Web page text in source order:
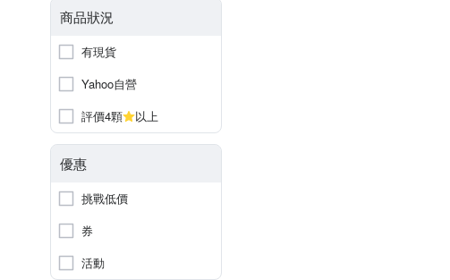
商品狀況
有現貨
Yahoo自營
評價4顆
以上
優惠
挑戰低價
券
活動